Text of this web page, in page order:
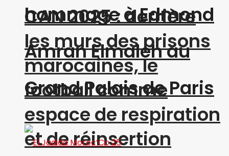
CAN 2025 : derrière
les murs des prisons
marocaines, le
football comme
espace de respiration
et de réinsertion
hommage à Edmond
Amran Elmaleh au
Grand Palais de Paris